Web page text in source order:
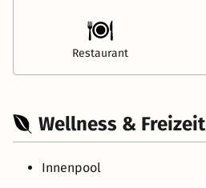
Restaurant
Wellness & Freizeit
Innenpool